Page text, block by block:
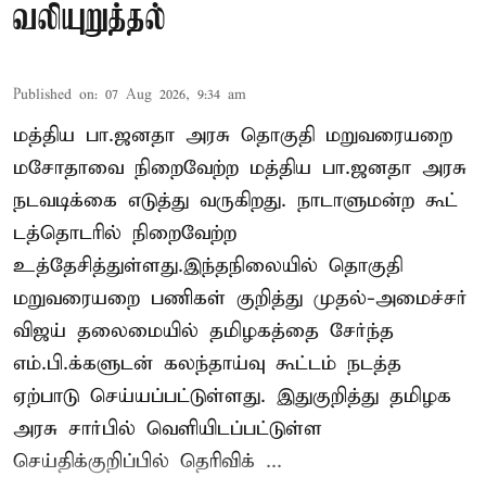
வலியுறுத்தல்
Published on: 07 Aug 2026, 9:34 am
மத்திய பா.ஜனதா அரசு தொகுதி மறுவரையறை
மசோதாவை நிறைவேற்ற மத்திய பா.ஜனதா அரசு
நடவடிக்கை எடுத்து வருகிறது. நாடாளுமன்ற கூட்
டத்தொடரில் நிறைவேற்ற
உத்தேசித்துள்ளது.இந்தநிலையில் தொகுதி
மறுவரையறை பணிகள் குறித்து முதல்-அமைச்சர்
விஜய் தலைமையில் தமிழகத்தை சேர்ந்த
எம்.பி.க்களுடன் கலந்தாய்வு கூட்டம் நடத்த
ஏற்பாடு செய்யப்பட்டுள்ளது. இதுகுறித்து தமிழக
அரசு சார்பில் வெளியிடப்பட்டுள்ள
செய்திக்குறிப்பில் தெரிவிக் ...